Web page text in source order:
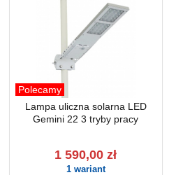
Polecamy
Lampa uliczna solarna LED
Gemini 22 3 tryby pracy
1 590,00 zł
1 wariant